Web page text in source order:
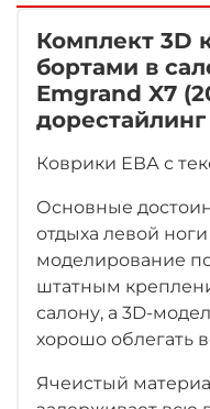
Комплект 3D
бортами в
Emgrand X7
Коврики ЕВА с
Основные
отдыха левой ноги
моделирование
штатным
салону, а 3D-
хорошо облегать
Ячеистый